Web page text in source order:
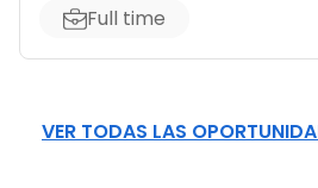
Full time
VER TODAS LAS